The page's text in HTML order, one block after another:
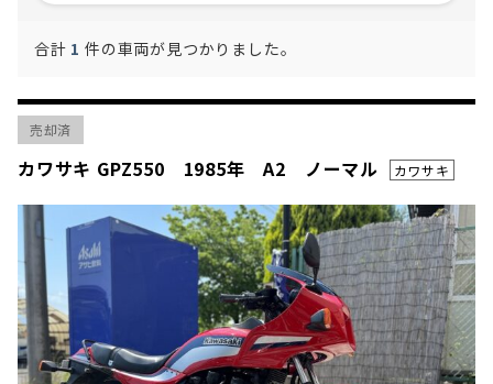
合計 1 件の車両が見つかりました。
売却済
カワサキ GPZ550 1985年 A2 ノーマル カワサキ